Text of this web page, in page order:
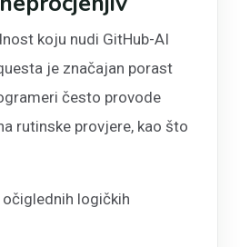
koju nudi GitHub-AI
je značajan porast
često provode
rutinske provjere, kao što
logičkih